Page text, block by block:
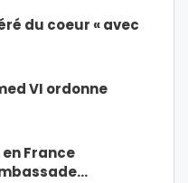
du coeur « avec
VI ordonne
France